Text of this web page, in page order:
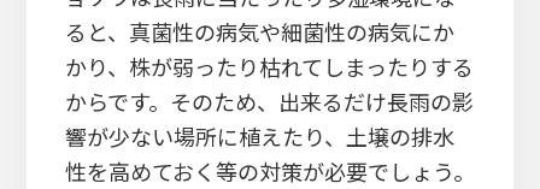
ると、真菌性の病気や細菌性の病気にか
かり、株が弱ったり枯れてしまったりする
からです。そのため、出来るだけ長雨の影
響が少ない場所に植えたり、土壌の排水
性を高めておく等の対策が必要でしょう。